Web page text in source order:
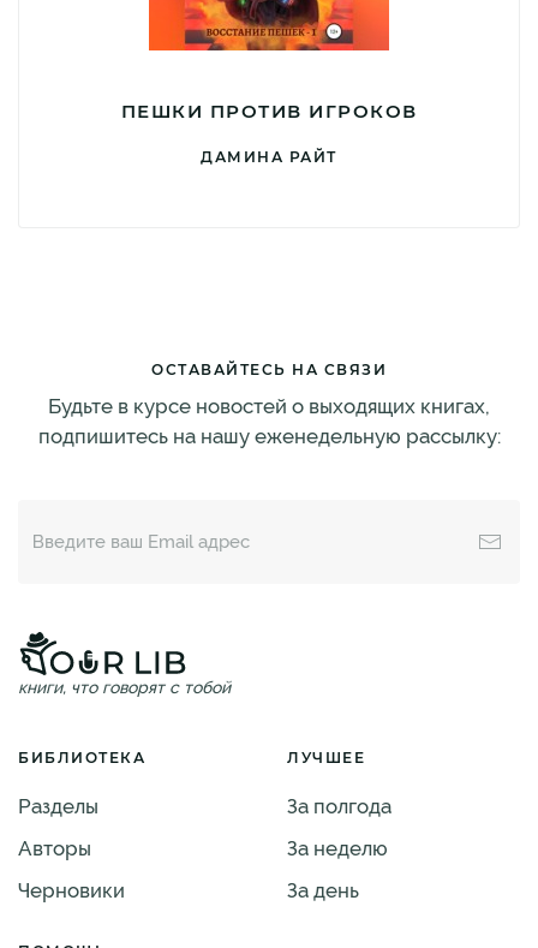
ПЕШКИ ПРОТИВ ИГРОКОВ
ДАМИНА РАЙТ
ОСТАВАЙТЕСЬ НА СВЯЗИ
Будьте в курсе новостей о выходящих книгах,
подпишитесь на нашу еженедельную рассылку:
книги, что говорят с тобой
БИБЛИОТЕКА
Разделы
Авторы
Черновики
ЛУЧШЕЕ
За полгода
За неделю
За день